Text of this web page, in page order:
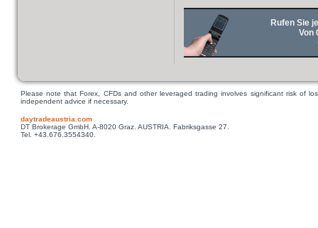
Rufen Sie
Von
Please note that Forex, CFDs and other leveraged trading involves significant risk of
independent advice if necessary.
daytradeaustria.com
DT Brokerage GmbH. A-8020 Graz. AUSTRIA. Fabriksgasse 27.
Tel. +43.676.3554340.